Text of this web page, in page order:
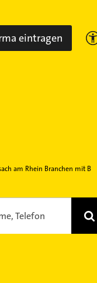
eintragen
am Rhein Branchen mit B
Telefon